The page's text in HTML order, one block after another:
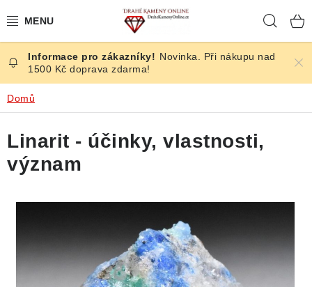
na
ČESKÉ KAMENY
ŠPERKY
KAMENY ZE SVĚTA
BROUŠENÉ
SLEVY
Novinka. Při nákupu nad
1500 Kč doprava zdarma!
Domů
Linarit - účinky, vlastnosti,
význam